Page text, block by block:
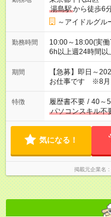
湯島駅から徒歩6
～アイドルグル
勤務時間
10:00～18:00(実
6h以上週24時間以
期間
【急募】即日～
お仕事です ※8月
特徴 履歴書不要 / 40～
パソコンスキル不
気になる！
掲載元企業名